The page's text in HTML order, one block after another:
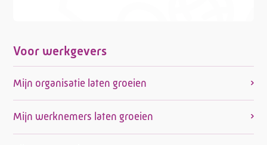
Voor werkgevers
Mijn organisatie laten groeien
Mijn werknemers laten groeien